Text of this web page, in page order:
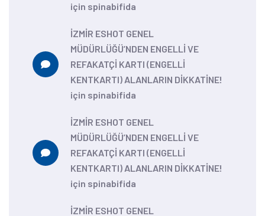
için spinabifida
İZMİR ESHOT GENEL
MÜDÜRLÜĞÜ’NDEN ENGELLİ VE
REFAKATÇİ KARTI (ENGELLİ
KENTKARTI) ALANLARIN DİKKATİNE!
için spinabifida
İZMİR ESHOT GENEL
MÜDÜRLÜĞÜ’NDEN ENGELLİ VE
REFAKATÇİ KARTI (ENGELLİ
KENTKARTI) ALANLARIN DİKKATİNE!
için spinabifida
İZMİR ESHOT GENEL